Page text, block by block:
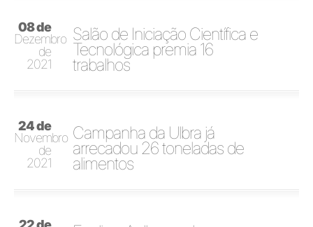
08 de
Dezembro
de
2021
Salão de Iniciação Científica e
Tecnológica premia 16
trabalhos
24 de
Novembro
de
2021
Campanha da Ulbra já
arrecadou 26 toneladas de
alimentos